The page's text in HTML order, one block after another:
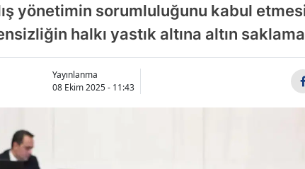
yönetimin sorumluluğunu kabul
halkı yastık altına altın
Yayınlanma
08 Ekim 2025 - 11:43